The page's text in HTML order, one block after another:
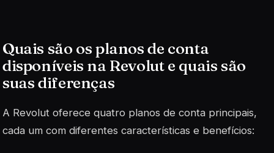
Quais são os planos de conta
disponíveis na Revolut e quais são
suas diferenças
A Revolut oferece quatro planos de conta principais,
cada um com diferentes características e benefícios: